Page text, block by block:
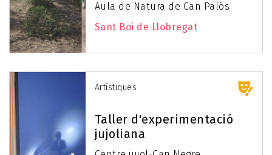
Aula de Natura de Can Palós
Sant Boi de Llobregat
Artístiques
Taller d'experimentació
jujoliana